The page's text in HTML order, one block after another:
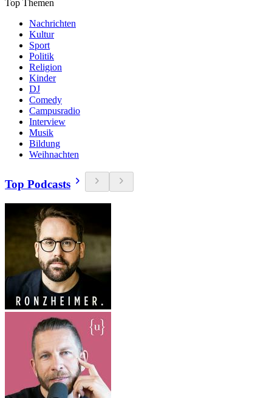
Top Themen
Nachrichten
Kultur
Sport
Politik
Religion
Kinder
DJ
Comedy
Campusradio
Interview
Musik
Bildung
Weihnachten
Top Podcasts